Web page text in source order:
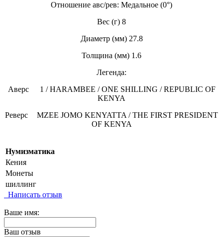
Отношение авс/рев: Медальное (0°)
Вес (г) 8
Диаметр (мм) 27.8
Толщина (мм) 1.6
Легенда:
Аверс
1 / HARAMBEE / ONE SHILLING / REPUBLIC OF
KENYA
Реверс
MZEE JOMO KENYATTA / THE FIRST PRESIDENT
OF KENYA
Нумизматика
Кения
Монеты
шиллинг
Написать отзыв
Ваше имя:
Ваш отзыв